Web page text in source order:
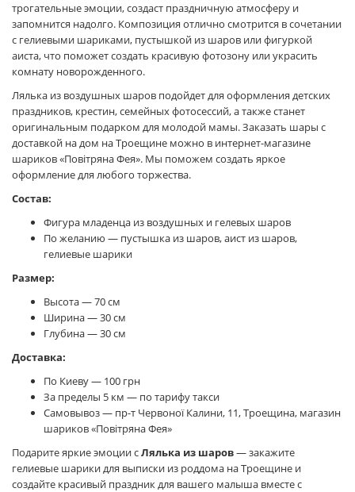
трогательные эмоции, создаст праздничную атмосферу и
запомнится надолго. Композиция отлично смотрится в сочетании
с гелиевыми шариками, пустышкой из шаров или фигуркой
аиста, что поможет создать красивую фотозону или украсить
комнату новорожденного.
Лялька из воздушных шаров подойдет для оформления детских
праздников, крестин, семейных фотосессий, а также станет
оригинальным подарком для молодой мамы. Заказать шары с
доставкой на дом на Троещине можно в интернет-магазине
шариков «Повітряна Фея». Мы поможем создать яркое
оформление для любого торжества.
Состав:
Фигура младенца из воздушных и гелевых шаров
По желанию — пустышка из шаров, аист из шаров,
гелиевые шарики
Размер:
Высота — 70 см
Ширина — 30 см
Глубина — 30 см
Доставка:
По Киеву — 100 грн
За пределы 5 км — по тарифу такси
Самовывоз — пр-т Червоної Калини, 11, Троещина, магазин
шариков «Повітряна Фея»
Подарите яркие эмоции сЛялька из шаров— закажите
гелиевые шарики для выписки из роддома на Троещине и
создайте красивый праздник для вашего малыша вместе с